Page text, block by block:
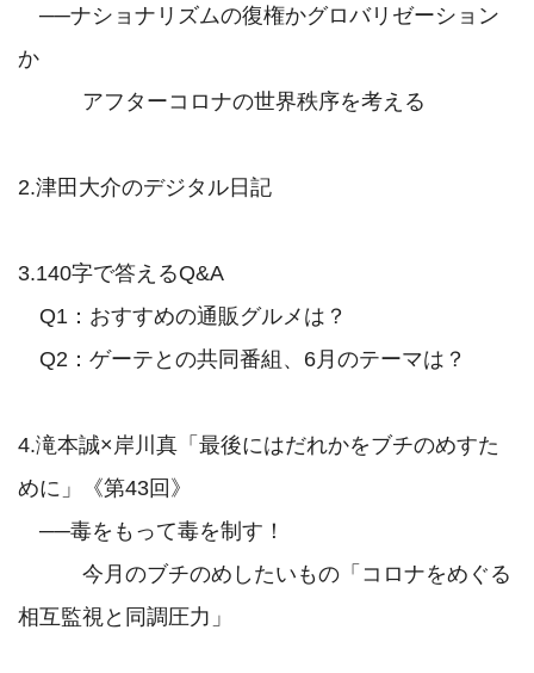
──ナショナリズムの復権かグロバリゼーション
か
アフターコロナの世界秩序を考える
2.津田大介のデジタル日記
3.140字で答えるQ&A
Q1：おすすめの通販グルメは？
Q2：ゲーテとの共同番組、6月のテーマは？
4.滝本誠×岸川真「最後にはだれかをブチのめすた
めに」《第43回》
──毒をもって毒を制す！
今月のブチのめしたいもの「コロナをめぐる
相互監視と同調圧力」